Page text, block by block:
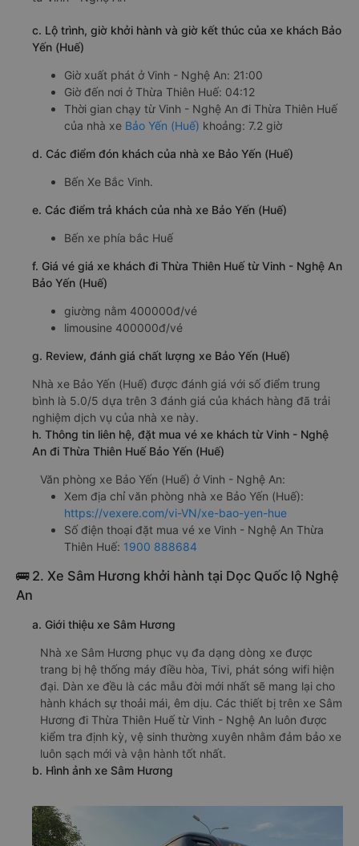
c. Lộ trình, giờ khởi hành và giờ kết thúc của xe khách Bảo
Yến (Huế)
Giờ xuất phát ở Vinh - Nghệ An: 21:00
Giờ đến nơi ở Thừa Thiên Huế: 04:12
Thời gian chạy từ Vinh - Nghệ An đi Thừa Thiên Huế
của nhà xe Bảo Yến (Huế) khoảng: 7.2 giờ
d. Các điểm đón khách của nhà xe Bảo Yến (Huế)
Bến Xe Bắc Vinh.
e. Các điểm trả khách của nhà xe Bảo Yến (Huế)
Bến xe phía bắc Huế
f. Giá vé giá xe khách đi Thừa Thiên Huế từ Vinh - Nghệ An
Bảo Yến (Huế)
giường nằm 400000đ/vé
limousine 400000đ/vé
g. Review, đánh giá chất lượng xe Bảo Yến (Huế)
Nhà xe Bảo Yến (Huế) được đánh giá với số điểm trung
bình là 5.0/5 dựa trên 3 đánh giá của khách hàng đã trải
nghiệm dịch vụ của nhà xe này.
h. Thông tin liên hệ, đặt mua vé xe khách từ Vinh - Nghệ
An đi Thừa Thiên Huế Bảo Yến (Huế)
Văn phòng xe Bảo Yến (Huế) ở Vinh - Nghệ An:
Xem địa chỉ văn phòng nhà xe Bảo Yến (Huế):
https://vexere.com/vi-VN/xe-bao-yen-hue
Số điện thoại đặt mua vé xe Vinh - Nghệ An Thừa
Thiên Huế: 1900 888684
🚌 2. Xe Sâm Hương khởi hành tại Dọc Quốc lộ Nghệ
An
a. Giới thiệu xe Sâm Hương
Nhà xe Sâm Hương phục vụ đa dạng dòng xe được
trang bị hệ thống máy điều hòa, Tivi, phát sóng wifi hiện
đại. Dàn xe đều là các mẫu đời mới nhất sẽ mang lại cho
hành khách sự thoải mái, êm dịu. Các thiết bị trên xe Sâm
Hương đi Thừa Thiên Huế từ Vinh - Nghệ An luôn được
kiểm tra định kỳ, vệ sinh thường xuyên nhằm đảm bảo xe
luôn sạch mới và vận hành tốt nhất.
b. Hình ảnh xe Sâm Hương